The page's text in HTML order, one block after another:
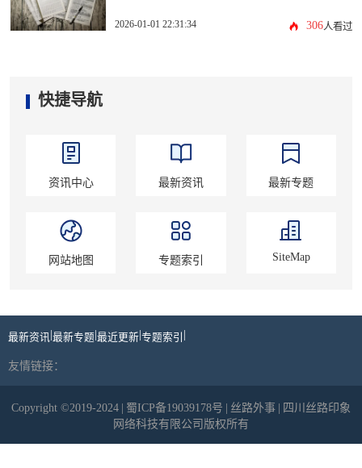
2026-01-01 22:31:34 306人看过
快捷导航
资讯中心 最新资讯 最新专题
网站地图 专题索引 SiteMap
最新资讯 最新专题 最近更新 专题索引
友情链接：
Copyright ©2019-2024 蜀ICP备19039178号 丝路外事
四川丝路印象
网络科技有限公司版权所有